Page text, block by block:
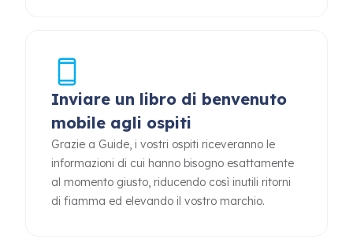
Inviare un libro di benvenuto
mobile agli ospiti
Grazie a Guide, i vostri ospiti riceveranno le
informazioni di cui hanno bisogno esattamente
al momento giusto, riducendo così inutili ritorni
di fiamma ed elevando il vostro marchio.